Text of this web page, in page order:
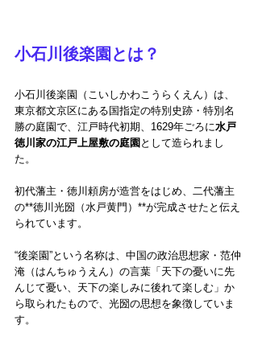
小石川後楽園とは？
小石川後楽園（こいしかわこうらくえん）は、
東京都文京区にある国指定の特別史跡・特別名
勝の庭園で、江戸時代初期、1629年ごろに水戸
徳川家の江戸上屋敷の庭園 として造られまし
た。
初代藩主・徳川頼房が造営をはじめ、二代藩主
の**徳川光圀（水戸黄門）**が完成させたと伝え
られています。
“後楽園”という名称は、中国の政治思想家・范仲
淹（はんちゅうえん）の言葉「天下の憂いに先
んじて憂い、天下の楽しみに後れて楽しむ」か
ら取られたもので、光圀の思想を象徴していま
す。